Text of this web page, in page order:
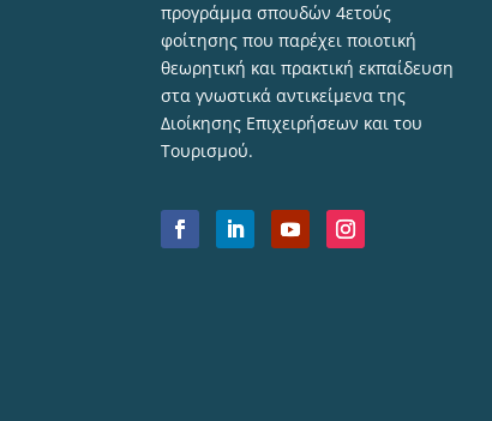
προγράμμα σπουδών 4ετούς
φοίτησης που παρέχει ποιοτική
θεωρητική και πρακτική εκπαίδευση
στα γνωστικά αντικείμενα της
Διοίκησης Επιχειρήσεων και του
Τουρισμού.